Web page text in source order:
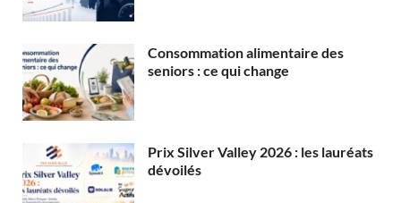
Consommation alimentaire des
seniors : ce qui change
Prix Silver Valley 2026 : les lauréats
dévoilés